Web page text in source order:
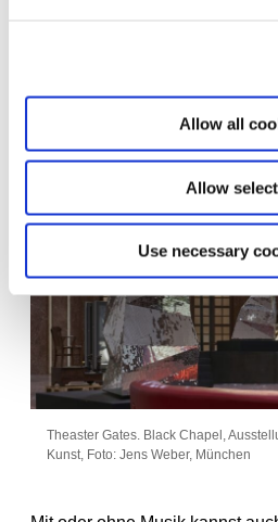
Allow all
Allow
Use necessary
eine Welt, in der man sich frei
Theaster Gates. Black Chapel,
Kunst, Foto: Jens Weber, München